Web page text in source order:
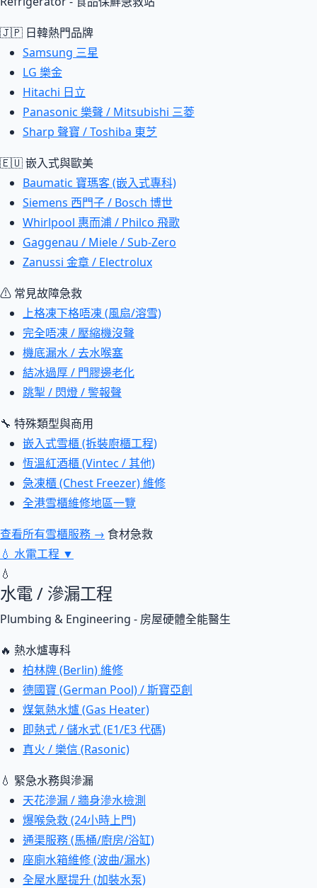
🇯🇵 日韓熱門品牌
Samsung 三星
LG 樂金
Hitachi 日立
Panasonic 樂聲 / Mitsubishi 三菱
Sharp 聲寶 / Toshiba 東芝
🇪🇺 嵌入式與歐美
Baumatic 寶瑪客 (嵌入式專科)
Siemens 西門子 / Bosch 博世
Whirlpool 惠而浦 / Philco 飛歌
Gaggenau / Miele / Sub-Zero
Zanussi 金章 / Electrolux
⚠ 常見故障急救
上格凍下格唔凍 (風扇/溶雪)
完全唔凍 / 壓縮機沒聲
機底漏水 / 去水喉塞
結冰過厚 / 門膠邊老化
跳掣 / 閃燈 / 警報聲
🔧 特殊類型與商用
嵌入式雪櫃 (拆裝廚櫃工程)
恆溫紅酒櫃 (Vintec / 其他)
急凍櫃 (Chest Freezer) 維修
全港雪櫃維修地區一覽
查看所有雪櫃服務 → 食材急救
💧 水電工程 ▼
💧
水電 / 滲漏工程
Plumbing & Engineering - 房屋硬體全能醫生
🔥 熱水爐專科
柏林牌 (Berlin) 維修
德國寶 (German Pool) / 斯寶亞創
煤氣熱水爐 (Gas Heater)
即熱式 / 儲水式 (E1/E3 代碼)
真火 / 樂信 (Rasonic)
💧 緊急水務與滲漏
天花滲漏 / 牆身滲水檢測
爆喉急救 (24小時上門)
通渠服務 (馬桶/廚房/浴缸)
座廁水箱維修 (波曲/漏水)
全屋水壓提升 (加裝水泵)